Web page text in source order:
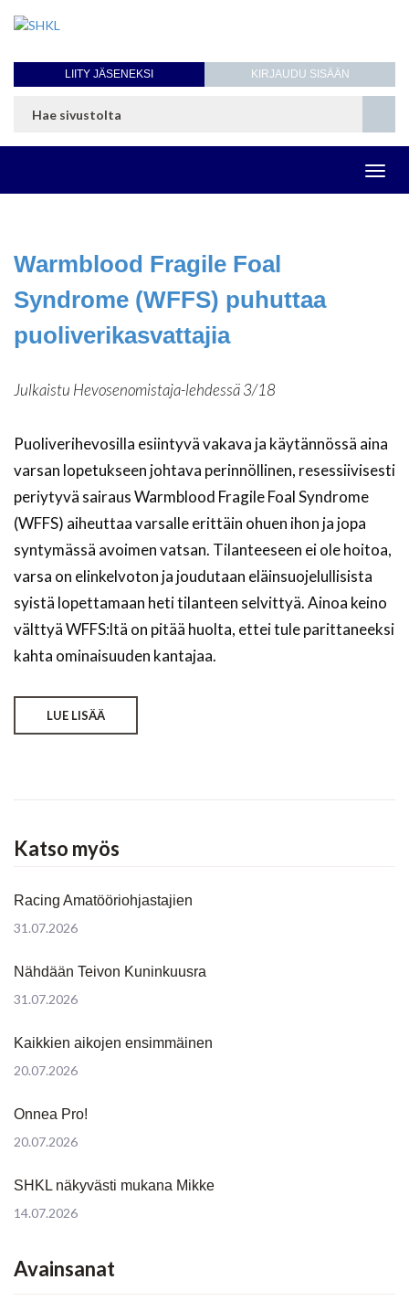
KIRJAUDU SISÄÄN
LIITY JÄSENEKSI
Warmblood Fragile Foal
Syndrome (WFFS) puhuttaa
puoliverikasvattajia
Julkaistu Hevosenomistaja-lehdessä 3/18
Puoliverihevosilla esiintyvä vakava ja käytännössä aina
varsan lopetukseen johtava perinnöllinen, resessiivisesti
periytyvä sairaus Warmblood Fragile Foal Syndrome
(WFFS) aiheuttaa varsalle erittäin ohuen ihon ja jopa
syntymässä avoimen vatsan. Tilanteeseen ei ole hoitoa,
varsa on elinkelvoton ja joudutaan eläinsuojelullisista
syistä lopettamaan heti tilanteen selvittyä. Ainoa keino
välttyä WFFS:ltä on pitää huolta, ettei tule parittaneeksi
kahta ominaisuuden kantajaa.
LUE LISÄÄ
Katso myös
Racing Amatööriohjastajien
31.07.2026
Nähdään Teivon Kuninkuusra
31.07.2026
Kaikkien aikojen ensimmäinen
20.07.2026
Onnea Pro!
20.07.2026
SHKL näkyvästi mukana Mikke
14.07.2026
Avainsanat